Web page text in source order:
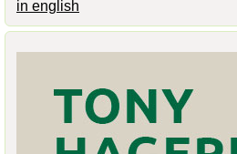
in english